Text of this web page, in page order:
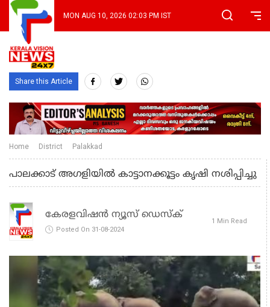
MON AUG 10, 2026 02:03 PM IST
Share this Article
Home District Palakkad
പാലക്കാട് അഗളിയില്‍ കാട്ടാനക്കൂട്ടം കൃഷി നശിപ്പിച്ചു
കേരളവിഷൻ ന്യൂസ് ഡെസ്‌ക്
Posted On 31-08-2024
1 Min Read